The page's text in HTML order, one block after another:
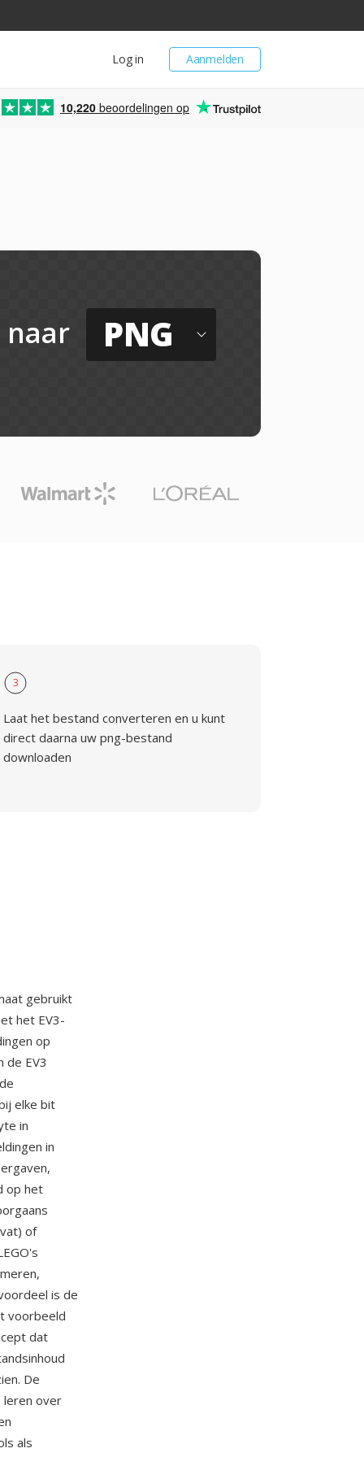
Aanmelden
Log in
10,220 beoordelingen op
naar PNG
3
Laat het bestand converteren en u kunt
direct daarna uw png-bestand
downloaden
gebruikt
het EV3-
op
de EV3
elke bit
in
in
op het
of
is de
voorbeeld
dat
De
leren over
als